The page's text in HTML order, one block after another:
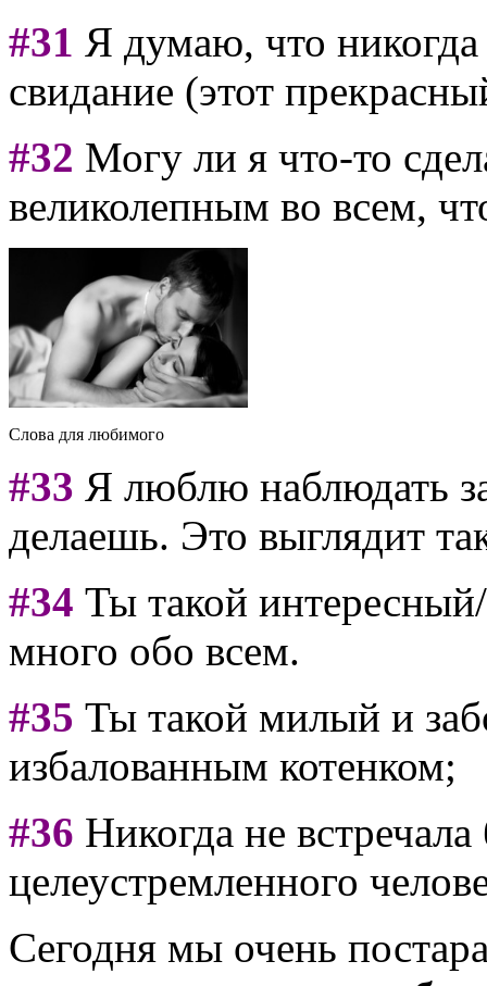
#31 Я думаю, что никогда
свидание (этот
#32 Могу ли я что-то
великолепным во всем,
Слова для любимого
#33 Я люблю наблюдать
делаешь. Это выглядит
#34 Ты такой
много обо всем.
#35 Ты такой милый и
избалованным котенком;
#36 Никогда не
целеустремленного
Сегодня мы очень